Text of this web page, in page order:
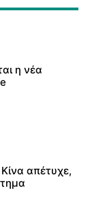
η νέα
απέτυχε,